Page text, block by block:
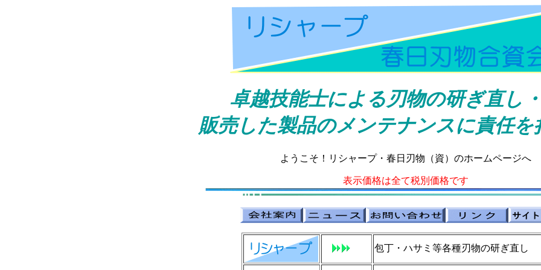
卓越技能士による刃物の研ぎ直し
販売した製品のメンテナンスに責任を
ようこそ！リシャープ・春日刃物（資）のホームページへ
表示価格は全て税別価格です
包丁・ハサミ等各種刃物の研ぎ直し